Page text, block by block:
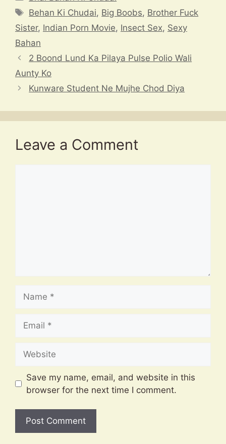
s
A
p
p
a
d
gr
a
e
b
o
p
c
at
Tags
Behan Ki Chudai, Big Boobs, Brother Fuck
Sister, Indian Porn Movie, Insect Sex, Sexy
Bahan
2 Boond Lund Ka Pilaya Pulse Polio Wali
Aunty Ko
Kunware Student Ne Mujhe Chod Diya
Leave a Comment
Save my name, email, and website in this
browser for the next time I comment.